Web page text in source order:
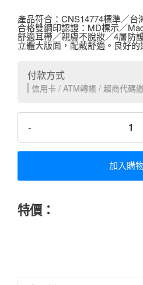
產品符合：CNS14774標準／台
合格雙鋼印認證：MD標示／
舒適耳帶／親膚不脫妝／4層防
立體大版面，配戴舒適。良好的
付款方式
信用卡 / ATM轉帳 / 超商代碼
-
加入購
特價：